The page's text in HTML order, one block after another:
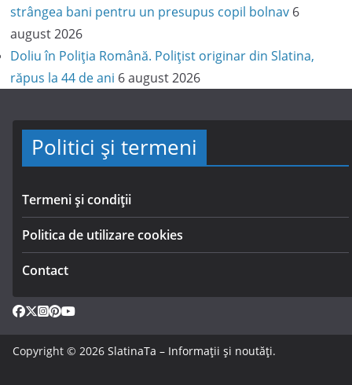
strângea bani pentru un presupus copil bolnav 6
august 2026
Doliu în Poliția Română. Polițist originar din Slatina,
răpus la 44 de ani 6 august 2026
Politici și termeni
Termeni și condiții
Politica de utilizare cookies
Contact
Copyright © 2026 SlatinaTa – Informații și noutăți.